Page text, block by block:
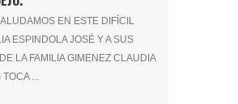
EN ESTE DIFÍCIL
ESPINDOLA JOSÉ Y A SUS
LA FAMILIA GIMENEZ CLAUDIA
...